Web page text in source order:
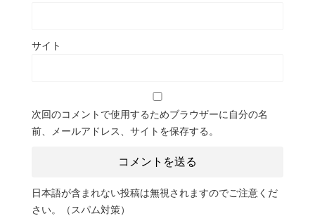
サイト
次回のコメントで使用するためブラウザーに自分の名
前、メールアドレス、サイトを保存する。
日本語が含まれない投稿は無視されますのでご注意くだ
さい。（スパム対策）